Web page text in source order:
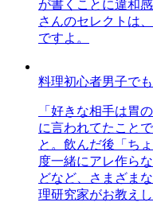
が書くことに違和
さんのセレクトは
ですよ。
料理初心者男子で
「好きな相手は胃
に言われてたこと
と。飲んだ後「ち
度一緒にアレ作ら
どなど、さまざま
理研究家がお教えし